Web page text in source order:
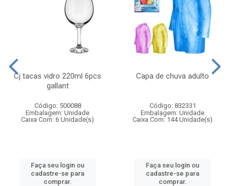
Cj tacas vidro 220ml 6pcs
gallant
Código: 500088
Embalagem: Unidade
Caixa Com: 6 Unidade(s)
Faça seu login ou
cadastre-se para
comprar.
Capa de chuva adulto
Código: 832331
Embalagem: Unidade
Caixa Com: 144 Unidade(s)
Faça seu login ou
cadastre-se para
comprar.